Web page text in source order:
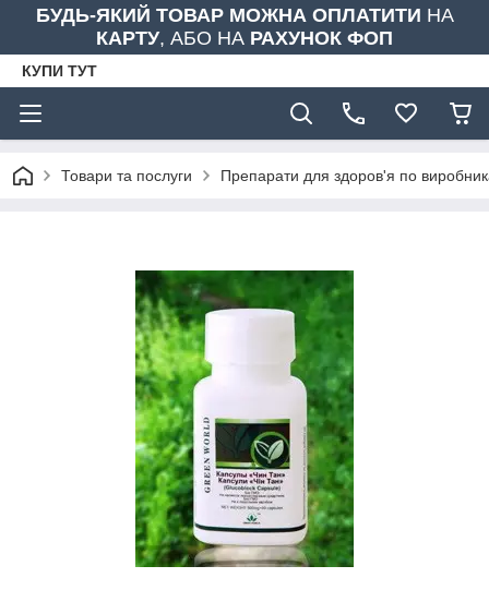
БУДЬ-ЯКИЙ ТОВАР МОЖНА ОПЛАТИТИ НА
КАРТУ, АБО НА РАХУНОК ФОП
КУПИ ТУТ
Товари та послуги Препарати для здоров'я по